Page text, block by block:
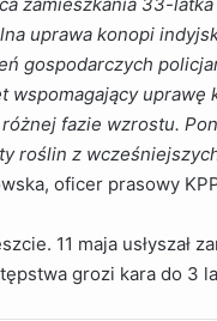
uprawa konopi
gospodarczych
uprawę
fazie wzrostu.
roślin z
oficer prasowy
11 maja usłyszał
grozi kara do 3